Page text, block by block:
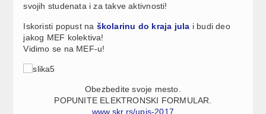
svojih studenata i za takve aktivnosti!
Iskoristi popust na školarinu do kraja jula i budi deo
jakog MEF kolektiva!
Vidimo se na MEF-u!
Obezbedite svoje mesto.
POPUNITE ELEKTRONSKI FORMULAR.
www.skr.rs/upis-2017